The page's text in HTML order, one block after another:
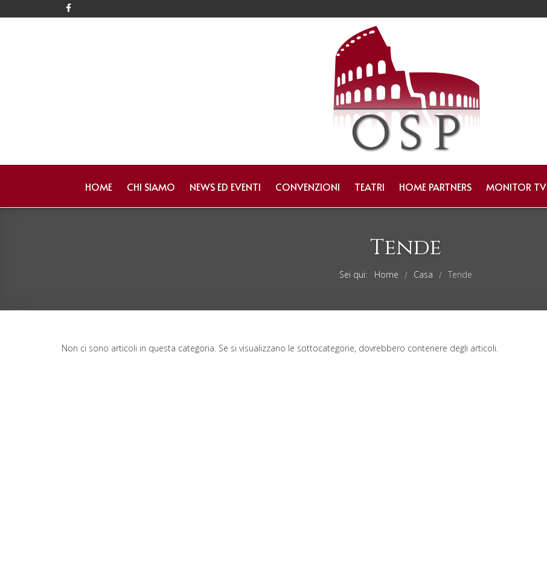
HOME CHI SIAMO NEWS ED EVENTI CONVENZIONI TEATRI HOME PARTNERS MONITOR TV
Tende
Sei qui: Home / Casa / Tende
Non ci sono articoli in questa categoria. Se si visualizzano le sottocategorie, dovrebbero contenere degli articoli.